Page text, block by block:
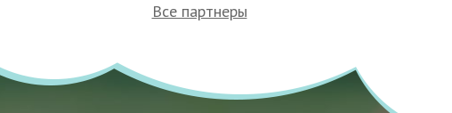
Все партнеры